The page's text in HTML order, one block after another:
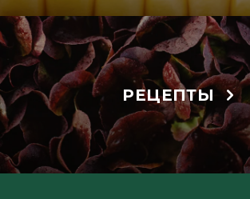
РЕЦЕПТЫ